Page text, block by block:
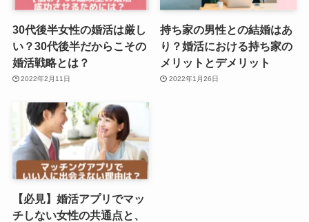
30代後半女性の婚活は厳し
い？30代後半だからこその
婚活戦略とは？
2022年2月11日
持ち家の男性との結婚はあ
り？婚活における持ち家の
メリットとデメリット
2022年1月26日
【必見】婚活アプリでマッ
チしない女性の共通点と、